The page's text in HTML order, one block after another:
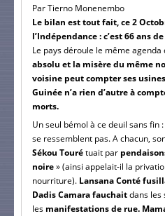
Par Tierno Monenembo
Le bilan est tout fait, ce 2
l’Indépendance : c’est 66 ans
Le pays déroule le même agenda
absolu et la misère du même
voisine peut compter ses
Guinée n’a rien d’autre à
morts.
Un seul bémol à ce deuil sans fin
se ressemblent pas. A chacun,
Sékou Tourétuait par
noire» (ainsi appelait-il la
nourriture). Lansana Conté
Dadis Camara fauchaitdans les
les manifestations de rue.